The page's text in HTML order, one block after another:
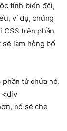
tính biến đổi,
ví dụ, chúng
CSS trên phần
sẽ làm hỏng bố
tử chứa nó.
<div
nó sẽ che